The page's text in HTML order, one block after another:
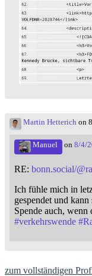
Martin Hetterich on
Manuel on 8/4/
RE: bonn.social/
Ich fühle mich in
gespendet und
Spende auch,
#verkehrswende #
zum vollständigen